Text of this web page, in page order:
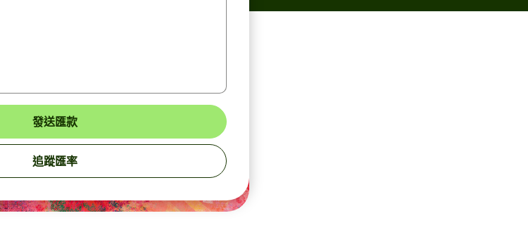
發送匯款
追蹤匯率